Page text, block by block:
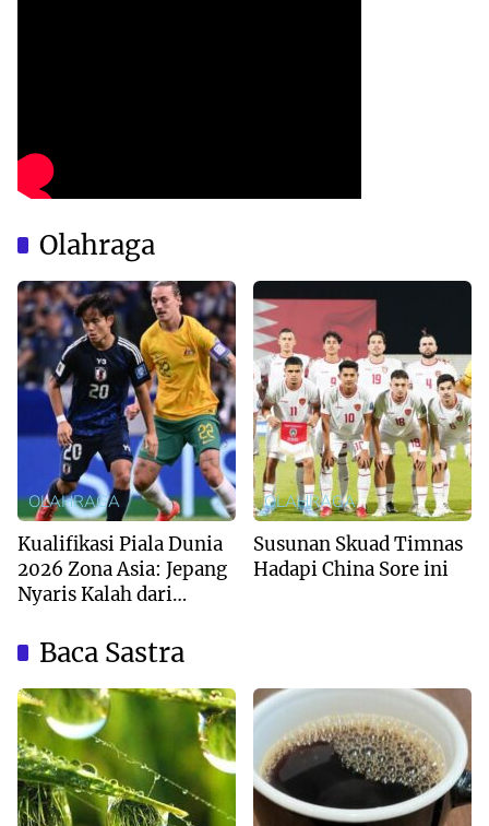
Olahraga
OLAHRAGA
Kualifikasi Piala Dunia
2026 Zona Asia: Jepang
Nyaris Kalah dari
OLAHRAGA
Susunan Skuad Timnas
Hadapi China Sore ini
Baca Sastra